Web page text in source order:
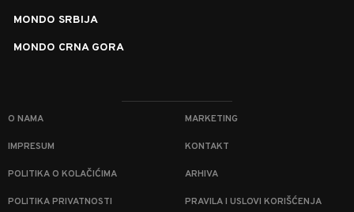
MONDO SRBIJA
MONDO CRNA GORA
O NAMA MARKETING
IMPRESUM KONTAKT
POLITIKA O KOLAČIĆIMA ARHIVA
POLITIKA PRIVATNOSTI PRAVILA I USLOVI KORIŠĆENJA